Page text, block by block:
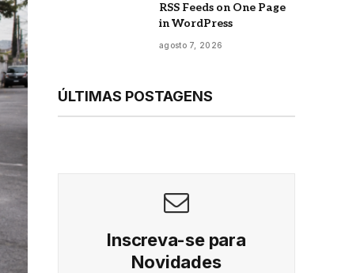
RSS Feeds on One Page
in WordPress
agosto 7, 2026
ÚLTIMAS POSTAGENS
Inscreva-se para
Novidades